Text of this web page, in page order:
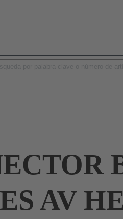
industriales / Han®
AV